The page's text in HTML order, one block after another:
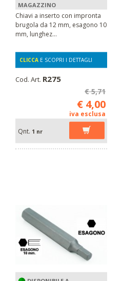
MAGAZZINO
Chiavi a inserto con impronta
brugola da 12 mm, esagono 10
mm, lunghez...
CLICCA E SCOPRI I DETTAGLI
Cod. Art. R275
€ 5,71
€ 4,00
iva esclusa
Qnt. 1 nr